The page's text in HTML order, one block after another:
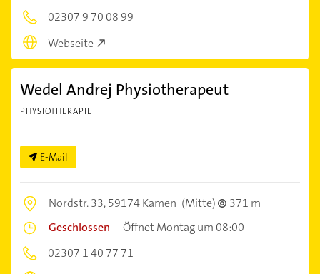
02307 9 70 08 99
Webseite
Wedel Andrej Physiotherapeut
PHYSIOTHERAPIE
E-Mail
Nordstr. 33,59174 Kamen (Mitte)
371 m
Geschlossen –Öffnet Montag um 08:00
02307 1 40 77 71